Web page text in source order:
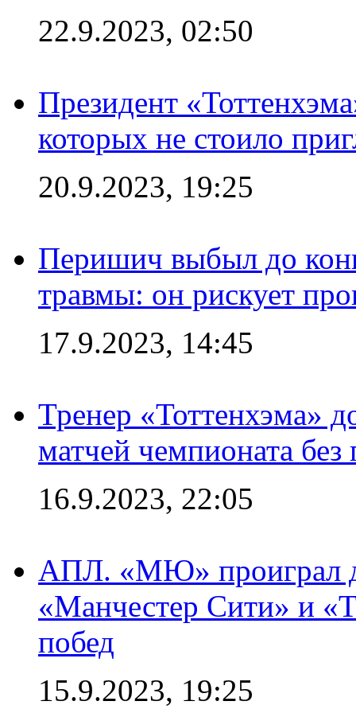
22.9.2023, 02:50
Президент
которых не стоило
20.9.2023, 19:25
Перишич выбыл до
травмы: он рискует
17.9.2023, 14:45
Тренер «Тоттенхэма»
матчей чемпионата
16.9.2023, 22:05
АПЛ. «МЮ» проиграл
«Манчестер Сити» и
побед
15.9.2023, 19:25